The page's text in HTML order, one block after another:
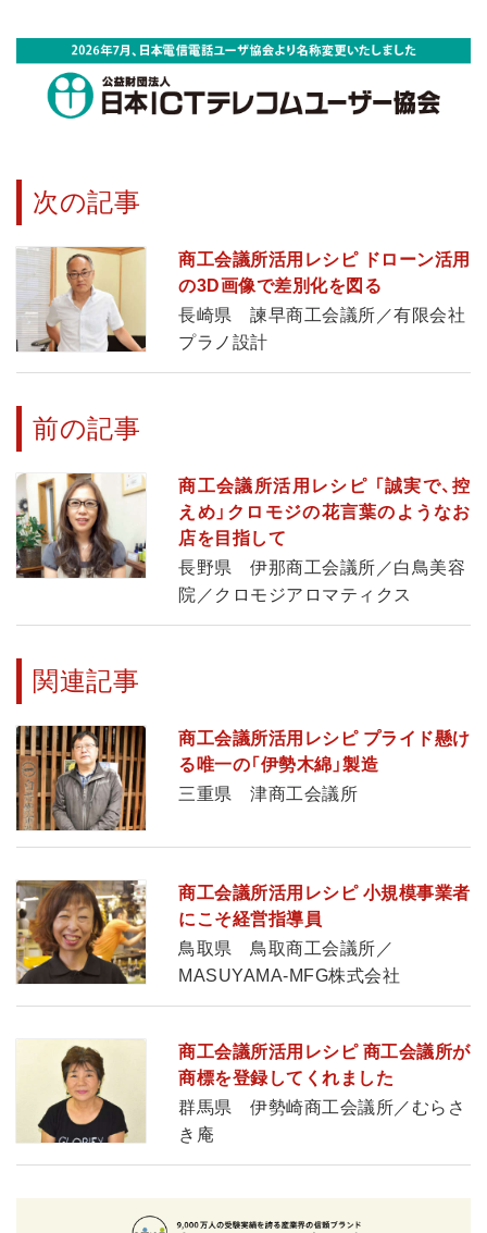
次の記事
商工会議所活用レシピ ドローン活用
の3D画像で差別化を図る
長崎県 諫早商工会議所／有限会社
プラノ設計
前の記事
商工会議所活用レシピ 「誠実で、控
えめ」クロモジの花言葉のようなお
店を目指して
長野県 伊那商工会議所／白鳥美容
院／クロモジアロマティクス
関連記事
商工会議所活用レシピ プライド懸け
る唯一の「伊勢木綿」製造
三重県 津商工会議所
商工会議所活用レシピ 小規模事業者
にこそ経営指導員
鳥取県 鳥取商工会議所／
MASUYAMA-MFG株式会社
商工会議所活用レシピ 商工会議所が
商標を登録してくれました
群馬県 伊勢崎商工会議所／むらさ
き庵